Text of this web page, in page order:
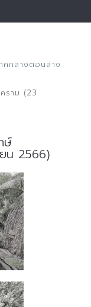
คกลางตอนล่าง
ราม (23
ษ์
น 2566)